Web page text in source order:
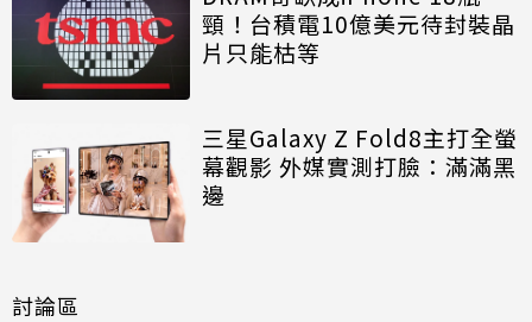
頸！台積電10億美元待封裝晶
片只能枯等
三星Galaxy Z Fold8主打全螢
幕觀影 外媒實測打臉：滿滿黑
邊
討論區